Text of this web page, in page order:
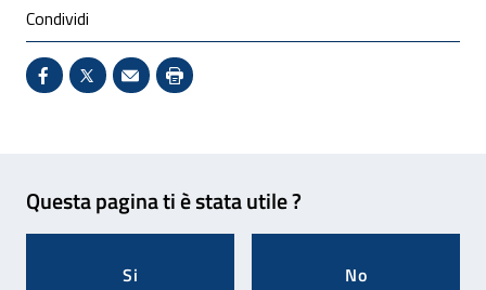
Condividi
Condividi su Facebook - Sito esterno - Apertura in
X - Sito esterno - Apertura in nuova finestra
Invio Mail: apre il programma di posta
Stampa pagina: scelta meno
Questa pagina ti è stata utile ?
Si No